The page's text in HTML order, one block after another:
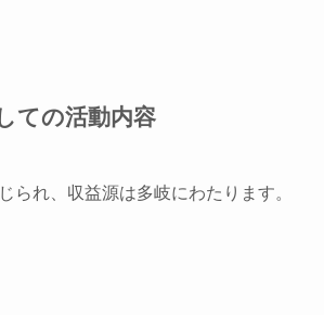
ての活動内容
れ、収益源は多岐にわたります。